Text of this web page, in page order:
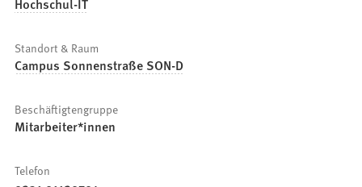
Standort & Raum
Campus Sonnenstraße SON-D
Beschäftigtengruppe
Mitarbeiter*innen
Telefon